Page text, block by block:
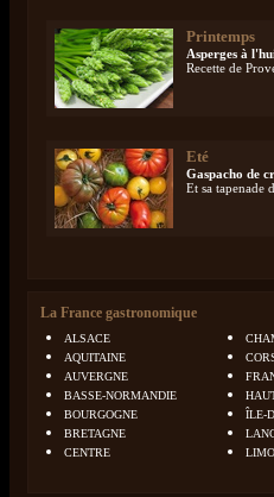
Printemps
Asperges à
Recette de
Eté
Gaspacho de
Et sa tapenade
La France gastronomique
ALSACE
AQUITAINE
AUVERGNE
BASSE-NORMANDIE
BOURGOGNE
BRETAGNE
CENTRE
ÎLE-